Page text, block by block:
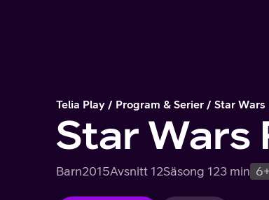
Telia Play Program & Serier Star Wars
Star Wars
Barn2015Avsnitt 12Säsong 123 min 6+